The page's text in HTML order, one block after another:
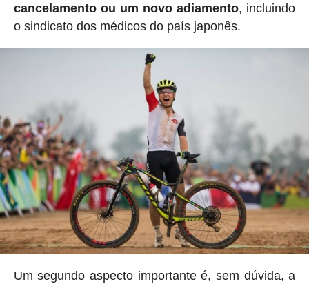
cancelamento ou um novo adiamento, incluindo
o sindicato dos médicos do país japonês.
Um segundo aspecto importante é, sem dúvida, a